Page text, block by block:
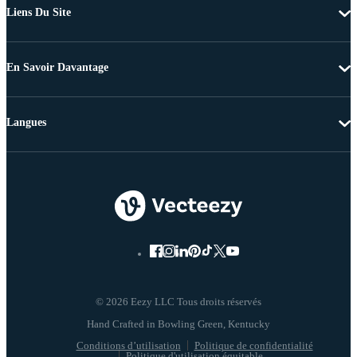
Liens Du Site
En Savoir Davantage
© 2026 Eezy LLC Tous droits réservés
Conditions d’utilisation
Politique de confidentialité
Langues